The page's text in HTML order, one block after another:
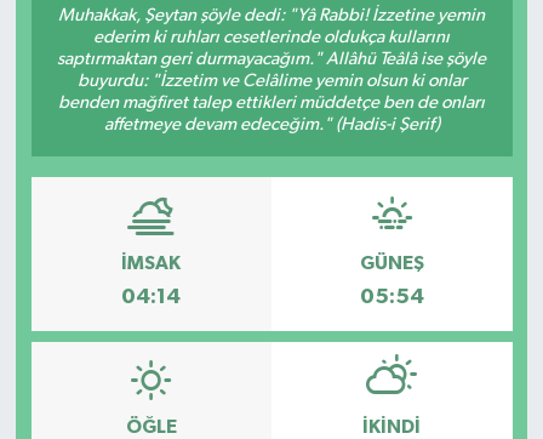
Muhakkak, Şeytan şöyle dedi: "Yâ Rabbi! İzzetine yemin
ederim ki ruhları cesetlerinde oldukça kullarını
saptırmaktan geri durmayacağım." Allâhü Teâlâ ise şöyle
buyurdu: "İzzetim ve Celâlime yemin olsun ki onlar
benden mağfiret talep ettikleri müddetçe ben de onları
affetmeye devam edeceğim." (Hadis-i Şerif)
İMSAK
04:14
GÜNEŞ
05:54
ÖĞLE İKINDI